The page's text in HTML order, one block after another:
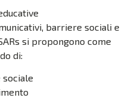
barriere sociali e
si propongono come
di:
sociale